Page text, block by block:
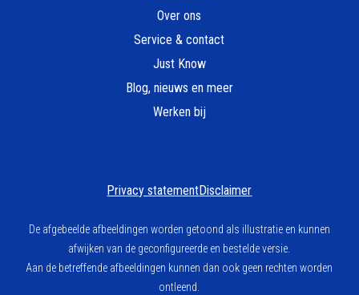
Over ons
Service & contact
Just Know
Blog, nieuws en meer
Werken bij
Privacy statementDisclaimer
De afgebeelde afbeeldingen worden getoond als illustratie en kunnen
afwijken van de geconfigureerde en bestelde versie.
Aan de betreffende afbeeldingen kunnen dan ook geen rechten worden
ontleend.